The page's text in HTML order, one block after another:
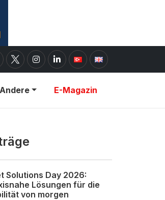
Andere E-Magazin
Solutions Day 2026:
Lösungen für die
von morgen